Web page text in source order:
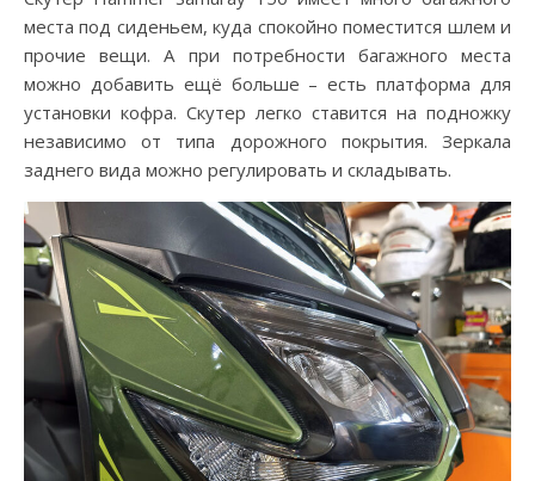
места под сиденьем, куда спокойно поместится шлем и
прочие вещи. А при потребности багажного места
можно добавить ещё больше – есть платформа для
установки кофра. Скутер легко ставится на подножку
независимо от типа дорожного покрытия. Зеркала
заднего вида можно регулировать и складывать.